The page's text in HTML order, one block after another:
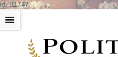
id: |11747
☰